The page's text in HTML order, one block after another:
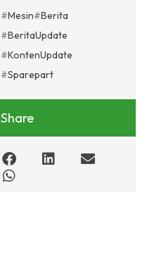
Mesin
Berita
BeritaUpdate
KontenUpdate
Sparepart
Share